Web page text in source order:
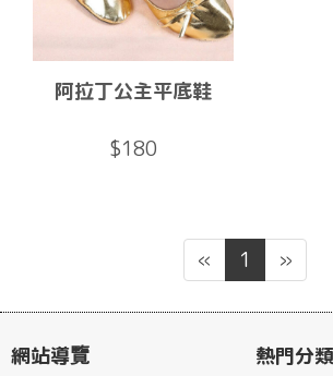
阿拉丁公主平底鞋
$180
« 1 »
網站導覽
熱門分類